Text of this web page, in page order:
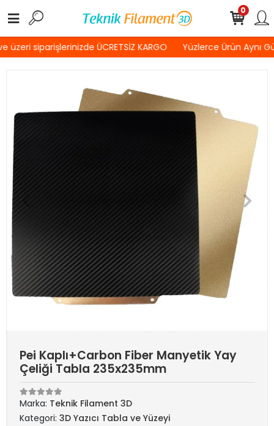
üzeri siparişlerinizde ÜCRETSİZ KARGO Yüzlerce Ürün Aynı
0
Pei Kaplı+Carbon Fiber Manyetik Yay
Çeliği Tabla 235x235mm
Marka: Teknik Filament 3D
Kategori: 3D Yazıcı Tabla ve Yüzeyi